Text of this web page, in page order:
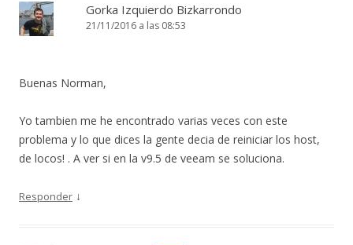
Gorka Izquierdo Bizkarrondo
21/11/2016 a las 08:53
Buenas Norman,
Yo tambien me he encontrado varias veces con este
problema y lo que dices la gente decia de reiniciar los host,
de locos! . A ver si en la v9.5 de veeam se soluciona.
Responder ↓